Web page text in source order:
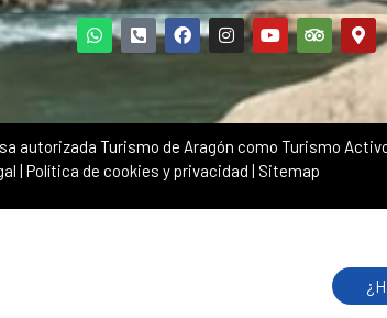
autorizada Turismo de Aragón como Turismo
| Política de cookies y privacidad | Sitemap